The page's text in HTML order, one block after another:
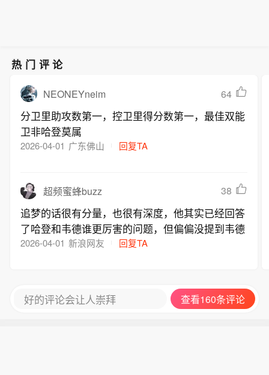
热门评论
NEONEYneim 64
分卫里助攻数第一，控卫里得分数第一，最佳双能
卫非哈登莫属
2026-04-01 广东佛山 回复TA
超频蜜蜂buzz 38
追梦的话很有分量，也很有深度，他其实已经回答
了哈登和韦德谁更厉害的问题，但偏偏没提到韦德
2026-04-01 新浪网友 回复TA
好的评论会让人崇拜 查看160条评论